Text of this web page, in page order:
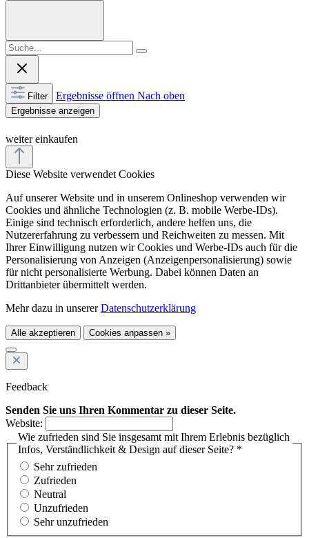
Filter Ergebnisse öffnen Nach oben
Ergebnisse anzeigen
weiter einkaufen
Diese Website verwendet Cookies
Auf unserer Website und in unserem Onlineshop verwenden wir
Cookies und ähnliche Technologien (z. B. mobile Werbe-IDs).
Einige sind technisch erforderlich, andere helfen uns, die
Nutzererfahrung zu verbessern und Reichweiten zu messen. Mit
Ihrer Einwilligung nutzen wir Cookies und Werbe-IDs auch für die
Personalisierung von Anzeigen (Anzeigenpersonalisierung) sowie
für nicht personalisierte Werbung. Dabei können Daten an
Drittanbieter übermittelt werden.
Mehr dazu in unsererDatenschutzerklärung
Alle akzeptieren Cookies anpassen »
Feedback
Senden Sie uns Ihren Kommentar zu dieser Seite.
Website:
Wie zufrieden sind Sie insgesamt mit Ihrem Erlebnis bezüglich
Infos, Verständlichkeit & Design auf dieser Seite? *
Sehr zufrieden
Zufrieden
Neutral
Unzufrieden
Sehr unzufrieden